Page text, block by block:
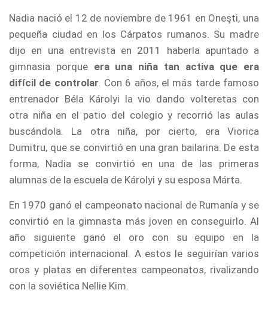
Nadia nació el 12 de noviembre de 1961 en Oneşti, una
pequeña ciudad en los Cárpatos rumanos. Su madre
dijo en una entrevista en 2011 haberla apuntado a
gimnasia porque era una niña tan activa que era
difícil de controlar. Con 6 años, el más tarde famoso
entrenador Béla Károlyi la vio dando volteretas con
otra niña en el patio del colegio y recorrió las aulas
buscándola. La otra niña, por cierto, era Viorica
Dumitru, que se convirtió en una gran bailarina. De esta
forma, Nadia se convirtió en una de las primeras
alumnas de la escuela de Károlyi y su esposa Márta.
En 1970 ganó el campeonato nacional de Rumanía y se
convirtió en la gimnasta más joven en conseguirlo. Al
año siguiente ganó el oro con su equipo en la
competición internacional. A estos le seguirían varios
oros y platas en diferentes campeonatos, rivalizando
con la soviética Nellie Kim.